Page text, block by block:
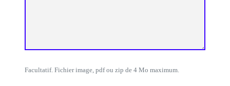
Facultatif. Fichier image, pdf ou zip de 4 Mo maximum.